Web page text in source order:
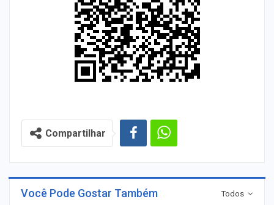
Compartilhar
Todos
Você Pode Gostar Também